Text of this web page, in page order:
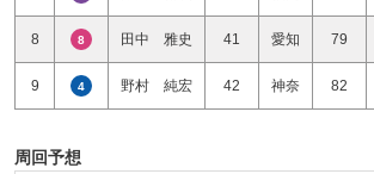
8 8 田中 雅史 41 愛知 79
9 4 野村 純宏 42 神奈 82
周回予想